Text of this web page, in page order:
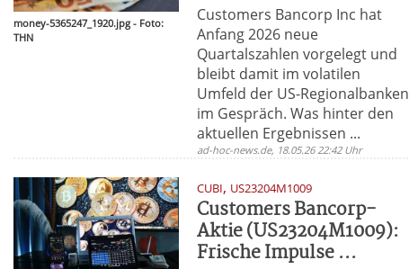
money-5365247_1920.jpg - Foto:
THN
Customers Bancorp Inc hat
Anfang 2026 neue
Quartalszahlen vorgelegt und
bleibt damit im volatilen
Umfeld der US-Regionalbanken
im Gespräch. Was hinter den
aktuellen Ergebnissen ...
ad-hoc-news.de, 18.05.26 22:42 Uhr
CUBI, US23204M1009
Customers Bancorp-
Aktie (US23204M1009):
Frische Impulse ...